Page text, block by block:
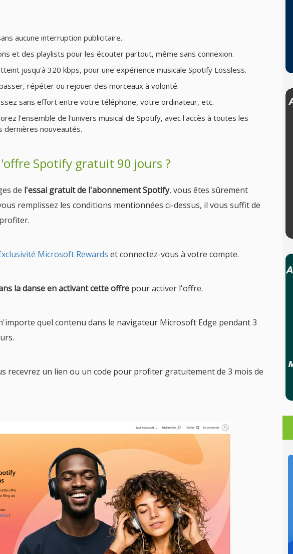
aucune interruption publicitaire.
et des playlists pour les écouter partout, même sans connexion.
jusqu'à 320 kbps, pour une expérience musicale Spotify Lossless.
répéter ou rejouer des morceaux à volonté.
sans effort entre votre téléphone, votre ordinateur, etc.
l'ensemble de l'univers musical de Spotify, avec l'accès à toutes les
dernières nouveautés.
Spotify gratuit 90 jours ?
de l'essai gratuit de l'abonnement Spotify, vous êtes sûrement
remplissez les conditions mentionnées ci-dessus, il vous suffit de
Microsoft Rewards et connectez-vous à votre compte.
la danse en activant cette offre pour activer l'offre.
quel contenu dans le navigateur Microsoft Edge pendant 3
recevrez un lien ou un code pour profiter gratuitement de 3 mois de